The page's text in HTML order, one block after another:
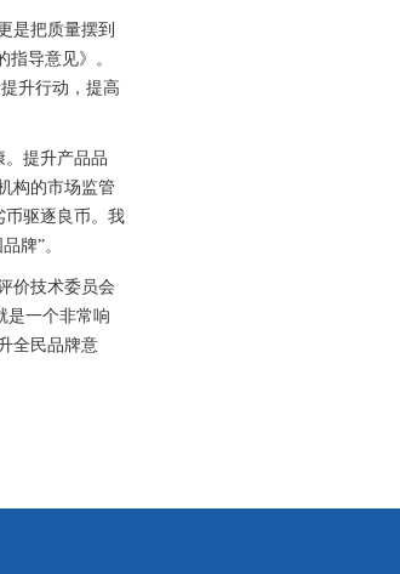
是把质量摆到
导意见》。
升行动，提高
提升产品品
构的市场监管
币驱逐良币。我
牌”。
价技术委员会
是一个非常响
全民品牌意